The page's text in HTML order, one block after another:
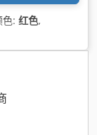
色: 红色,